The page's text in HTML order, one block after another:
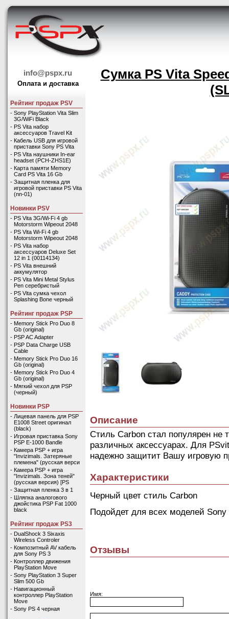
info@pspx.ru
Оплата и доставка
Рейтинг продаж PSV
- Sony PlayStation Vita Slim
3G/WiFi Black
- PS Vita набор
аксессуаров Travel Kit
- Кабель USB для игровой
приставки Sony PS Vita
- PS Vita наушники In-ear
headset (PCH-ZHS1E)
- Карта памяти Memory
Card PS Vita 16 Gb
- Защитная пленка для
игровой приставки PS Vita
(nn-01)
Новинки PSV
- PS Vita 3G/Wi-Fi 4 gb
Motorstorm Wipeout 2048
- PS Vita Wi-Fi 4 gb
Motorstorm Wipeout 2048
- PS Vita набор
аксессуаров Deluxe Set
12 in 1 (00114134)
- PS Vita внешний
аккумулятор
- PS Vita Mini Metal Stylus
Pen серебристый
- PS Vita сумка чехол
Splashing Bone черный
Рейтинг продаж PSP
- Memory Stick Pro Duo 8
Gb (original)
- PSP AC Adapter
- PSP Data Charge USB
Cable
- Memory Stick Pro Duo 16
Gb (original)
- Memory Stick Pro Duo 4
Gb (original)
- Мягкий чехол для PSP
(черный)
Новинки PSP
- Лицевая панель для PSP
E1008 Street оригинал
(black)
- Игровая приставка Sony
PSP E-1000 Bandle
- Камера PSP + игра
"Invizimals. Затеряные
племена" (русская верси
- Камера PSP + игра
"Invizimals. Зона теней"
(русская версия) [PS
- Защитная пленка 3 в 1
- Шляпка аналогового
джойстика PSP Fat 1000
black
Рейтинг продаж PS3
- DualShock 3 Sixaxis
Wireless Controler
- Композитный AV кабель
для Sony PS 3
- Контроллер движения
PlayStation Move
- Sony PlayStation 3 Super
Slim 500 Gb
- Навигационный
контроллер PlayStation
Move
- Sony PS 4 черная
Сумка PS Vita
Описание
Стиль Carbon стал популярен не
различных аксессуарах. Для
надежно защитит Вашу игровую
Характеристики
Черный цвет стиль Carbon
Подойдет для всех моделей Sony
Отзывы
Имя: